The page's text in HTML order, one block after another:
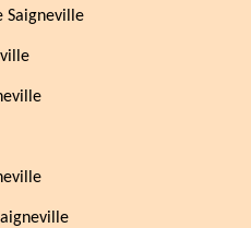
Saigneville